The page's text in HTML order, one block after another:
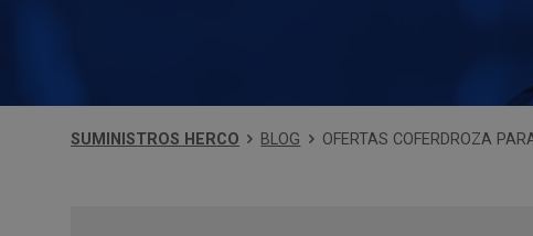
SUMINISTROS HERCO BLOG OFERTAS COFERDROZA